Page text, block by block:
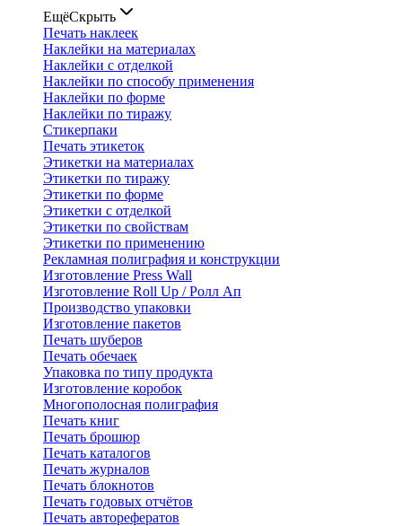
ЕщёСкрыть
Печать наклеек
Наклейки на материалах
Наклейки с отделкой
Наклейки по способу применения
Наклейки по форме
Наклейки по тиражу
Стикерпаки
Печать этикеток
Этикетки на материалах
Этикетки по тиражу
Этикетки по форме
Этикетки с отделкой
Этикетки по свойствам
Этикетки по применению
Рекламная полиграфия и конструкции
Изготовление Press Wall
Изготовление Roll Up / Ролл Ап
Производство упаковки
Изготовление пакетов
Печать шуберов
Печать обечаек
Упаковка по типу продукта
Изготовление коробок
Многополосная полиграфия
Печать книг
Печать брошюр
Печать каталогов
Печать журналов
Печать блокнотов
Печать годовых отчётов
Печать авторефератов